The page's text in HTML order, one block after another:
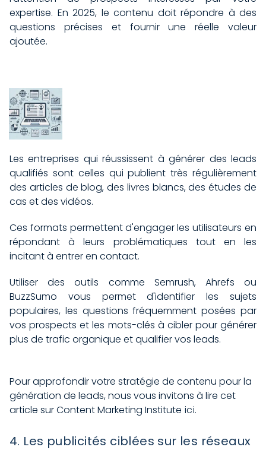
expertise. En 2025, le contenu doit répondre à des
questions précises et fournir une réelle valeur
ajoutée.
Les entreprises qui réussissent à générer des leads
qualifiés sont celles qui publient très régulièrement
des articles de blog, des livres blancs, des études de
cas et des vidéos.
Ces formats permettent d'engager les utilisateurs en
répondant à leurs problématiques tout en les
incitant à entrer en contact.
Utiliser des outils comme Semrush, Ahrefs ou
BuzzSumo vous permet d'identifier les sujets
populaires, les questions fréquemment posées par
vos prospects et les mots-clés à cibler pour générer
plus de trafic organique et qualifier vos leads.
Pour approfondir votre stratégie de contenu pour la
génération de leads, nous vous invitons à lire cet
article sur Content Marketing Institute ici.
4. Les publicités ciblées sur les réseaux